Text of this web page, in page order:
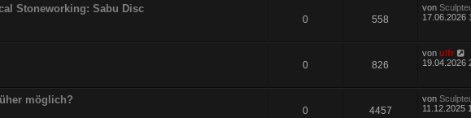
Stoneworking: Sabu Disc
0 558
von
17.06.2026
0 826
von ulfr
19.04.2026
möglich?
0 4457
von
11.12.2025